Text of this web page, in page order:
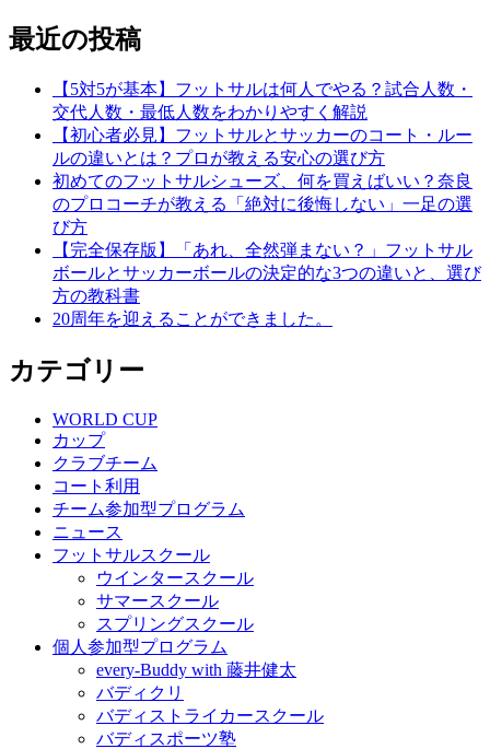
最近の投稿
【5対5が基本】フットサルは何人でやる？試合人数・
交代人数・最低人数をわかりやすく解説
【初心者必見】フットサルとサッカーのコート・ルー
ルの違いとは？プロが教える安心の選び方
初めてのフットサルシューズ、何を買えばいい？奈良
のプロコーチが教える「絶対に後悔しない」一足の選
び方
【完全保存版】「あれ、全然弾まない？」フットサル
ボールとサッカーボールの決定的な3つの違いと、選び
方の教科書
20周年を迎えることができました。
カテゴリー
WORLD CUP
カップ
クラブチーム
コート利用
チーム参加型プログラム
ニュース
フットサルスクール
ウインタースクール
サマースクール
スプリングスクール
個人参加型プログラム
every-Buddy with 藤井健太
バディクリ
バディストライカースクール
バディスポーツ塾